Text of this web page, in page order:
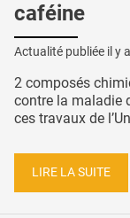
caféine
Actualité publiée il y a
2 composés
contre la maladie
ces travaux de
LIRE LA SUITE